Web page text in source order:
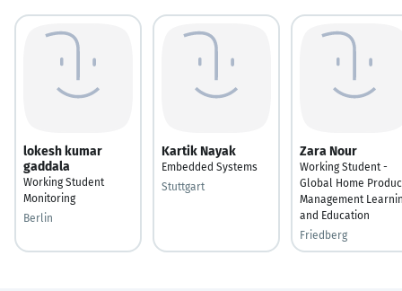
lokesh kumar
gaddala
Working Student
Monitoring
Berlin
Kartik Nayak
Embedded Systems
Stuttgart
Zara Nour
Working Student -
Global Home
Management
and Education
Friedberg